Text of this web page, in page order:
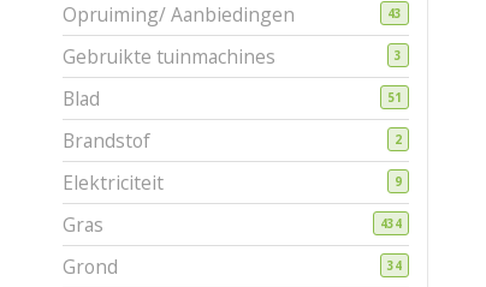
Opruiming/ Aanbiedingen 43
Gebruikte tuinmachines 3
Blad 51
Brandstof 2
Elektriciteit 9
Gras 434
Grond 34